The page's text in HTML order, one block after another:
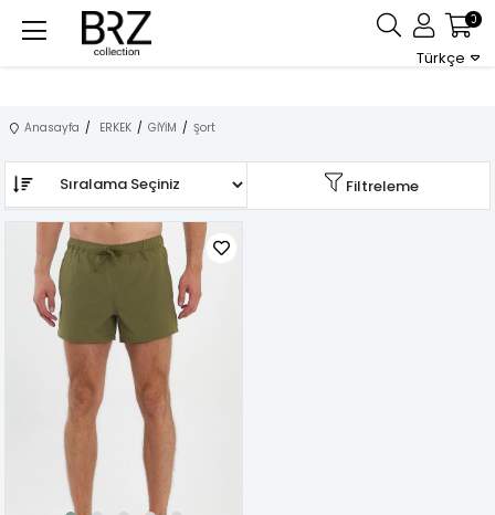
Türkçe
0
Anasayfa ERKEK GİYİM Şort
Filtreleme
Sıralama